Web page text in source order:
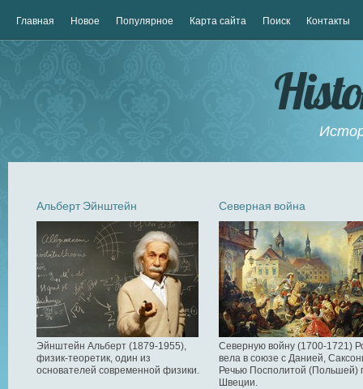
Главная Новое Популярное Карта сайта Поиск Контакты
Альберт Эйнштейн
Эйнштейн Альберт (1879-1955),
физик-теоретик, один из
основателей современной физики.
Северная война
Северную войну (1700-1721)
вела в союзе с Данией,
Речью Посполитой (Польшей)
Швеции.